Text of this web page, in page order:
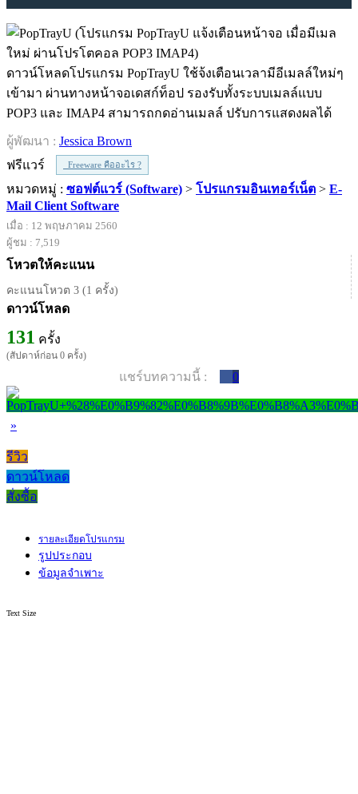
ดาวน์โหลดโปรแกรม PopTrayU ใช้จ้งเตือนเวลามีอีเมลล์ใหม่ๆ
เข้ามา ผ่านทางหน้าจอเดสก์ท็อป รองรับทั้งระบบเมลล์แบบ
POP3 และ IMAP4 สามารถกดอ่านเมลล์ ปรับการแสดงผลได้
ผู้พัฒนา : Jessica Brown
ฟรีแวร์
Freeware คืออะไร ?
หมวดหมู่ : ซอฟต์แวร์ (Software) > โปรแกรมอินเทอร์เน็ต > E-
Mail Client Software
เมื่อ : 12 พฤษภาคม 2560
ผู้ชม : 7,519
โหวตให้คะแนน
คะแนนโหวต 3 (1 ครั้ง)
ดาวน์โหลด
131 ครั้ง
(สัปดาห์ก่อน 0 ครั้ง)
แชร์บทความนี้ : 0
»
รีวิว
ดาวน์โหลด
สั่งซื้อ
รายละเอียดโปรแกรม
รูปประกอบ
ข้อมูลจำเพาะ
Text Size